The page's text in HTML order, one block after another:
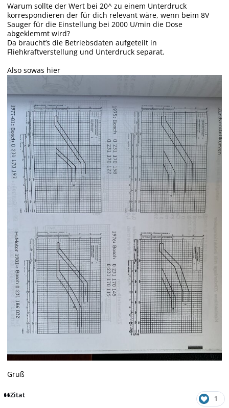
Warum sollte der Wert bei 20^ zu einem Unterdruck
korrespondieren der für dich relevant wäre, wenn beim 8V
Sauger für die Einstellung bei 2000 U/min die Dose
abgeklemmt wird?
Da braucht’s die Betriebsdaten aufgeteilt in
Fliehkraftverstellung und Unterdruck separat.
Also sowas hier
Gruß
Zitat 1